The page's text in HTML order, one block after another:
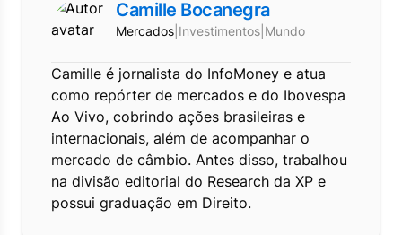
Camille Bocanegra
Mercados Investimentos Mundo
Camille é jornalista do InfoMoney e atua
como repórter de mercados e do Ibovespa
Ao Vivo, cobrindo ações brasileiras e
internacionais, além de acompanhar o
mercado de câmbio. Antes disso, trabalhou
na divisão editorial do Research da XP e
possui graduação em Direito.